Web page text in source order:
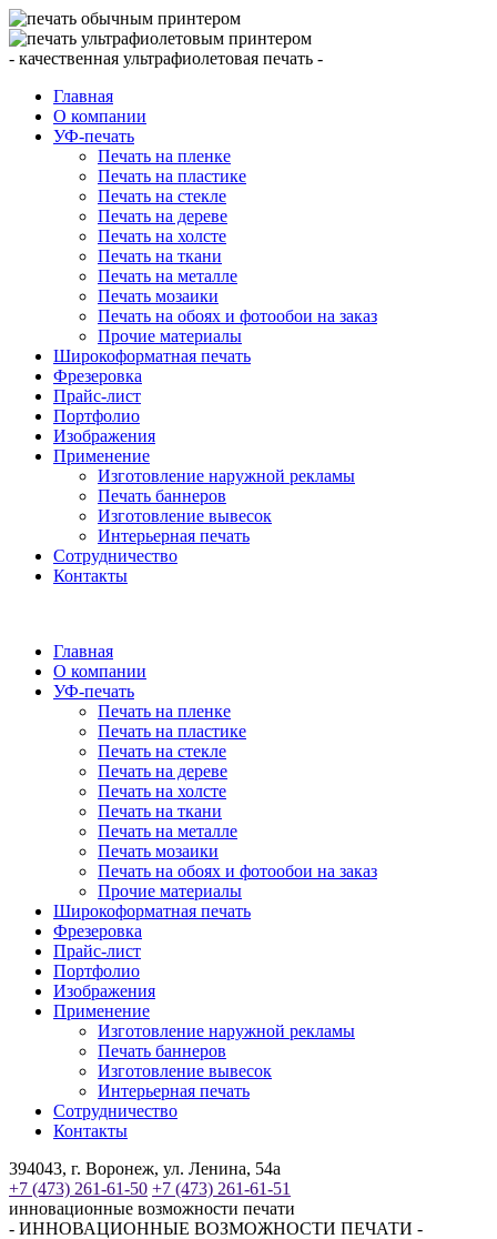
- качественная ультрафиолетовая печать -
Главная
О компании
УФ-печать
Печать на пленке
Печать на пластике
Печать на стекле
Печать на дереве
Печать на холсте
Печать на ткани
Печать на металле
Печать мозаики
Печать на обоях и фотообои на заказ
Прочие материалы
Широкоформатная печать
Фрезеровка
Прайс-лист
Портфолио
Изображения
Применение
Изготовление наружной рекламы
Печать баннеров
Изготовление вывесок
Интерьерная печать
Сотрудничество
Контакты
Главная
О компании
УФ-печать
Печать на пленке
Печать на пластике
Печать на стекле
Печать на дереве
Печать на холсте
Печать на ткани
Печать на металле
Печать мозаики
Печать на обоях и фотообои на заказ
Прочие материалы
Широкоформатная печать
Фрезеровка
Прайс-лист
Портфолио
Изображения
Применение
Изготовление наружной рекламы
Печать баннеров
Изготовление вывесок
Интерьерная печать
Сотрудничество
Контакты
394043, г. Воронеж, ул. Ленина, 54а
+7 (473) 261-61-50 +7 (473) 261-61-51
инновационные возможности печати
- ИННОВАЦИОННЫЕ ВОЗМОЖНОСТИ ПЕЧАТИ -